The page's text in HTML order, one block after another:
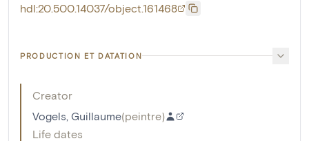
hdl:20.500.14037/object.161468
PRODUCTION ET DATATION
Creator
Vogels, Guillaume(peintre)
Life dates